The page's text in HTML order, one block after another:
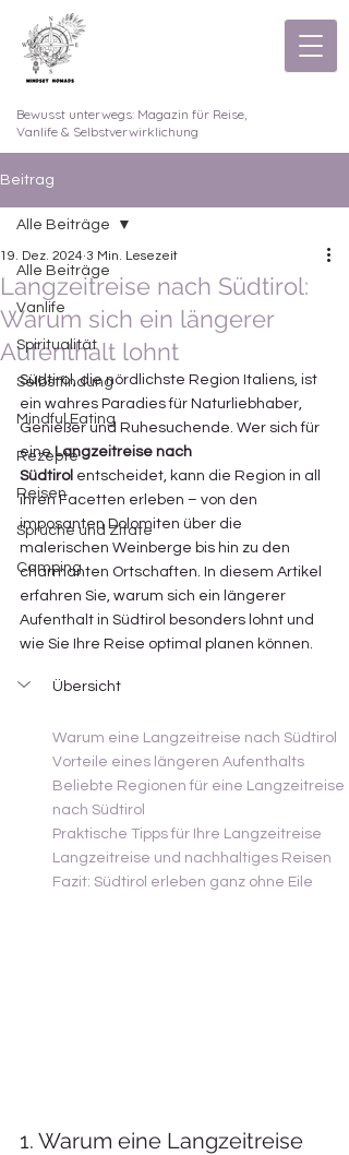
Bewusst unterwegs: Magazin für Reise,
Vanlife & Selbstverwirklichung
Beitrag
Alle Beiträge
Vanlife
Spiritualität
Selbstfindung
Mindful Eating
Rezepte
Reisen
Sprüche und Zitate
Camping
Alle Beiträge
Langzeitreise nach Südtirol:
Warum sich ein längerer
Aufenthalt lohnt
19. Dez. 2024 3 Min. Lesezeit
Südtirol, die nördlichste Region Italiens, ist
ein wahres Paradies für Naturliebhaber,
Genießer und Ruhesuchende. Wer sich für
eine Langzeitreise nach
Südtirol entscheidet, kann die Region in all
ihren Facetten erleben – von den
imposanten Dolomiten über die
malerischen Weinberge bis hin zu den
charmanten Ortschaften. In diesem Artikel
erfahren Sie, warum sich ein längerer
Aufenthalt in Südtirol besonders lohnt und
wie Sie Ihre Reise optimal planen können.
Übersicht
Warum eine Langzeitreise nach Südtirol
Vorteile eines längeren Aufenthalts
Beliebte Regionen für eine Langzeitreise
nach Südtirol
Praktische Tipps für Ihre Langzeitreise
Langzeitreise und nachhaltiges Reisen
Fazit: Südtirol erleben ganz ohne Eile
1. Warum eine Langzeitreise